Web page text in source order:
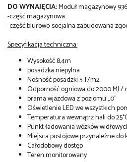
DO WYNAJĘCIA:Moduł magazynowy
-część magazynowa
-część biurowo-socjalna zabudowana
Specyfikacja techniczna:
Wysokość 8,4m
posadzka niepylna
Nośność posadzki 5 T/m2
Odporność ogniowa do 2000 MJ /
brama wjazdowa z poziomu „0”
Oświetlenie LED we wszystkich
Temperatura wewnątrz hali do
Punkt ładowania wózków
Miejsca postojowe przynależne do
Całodobowy dostęp
Teren monitorowany